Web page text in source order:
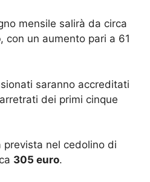
mensile salirà da circa
, con un aumento pari a 61
saranno accreditati
dei primi cinque
prevista nel cedolino di
305 euro.